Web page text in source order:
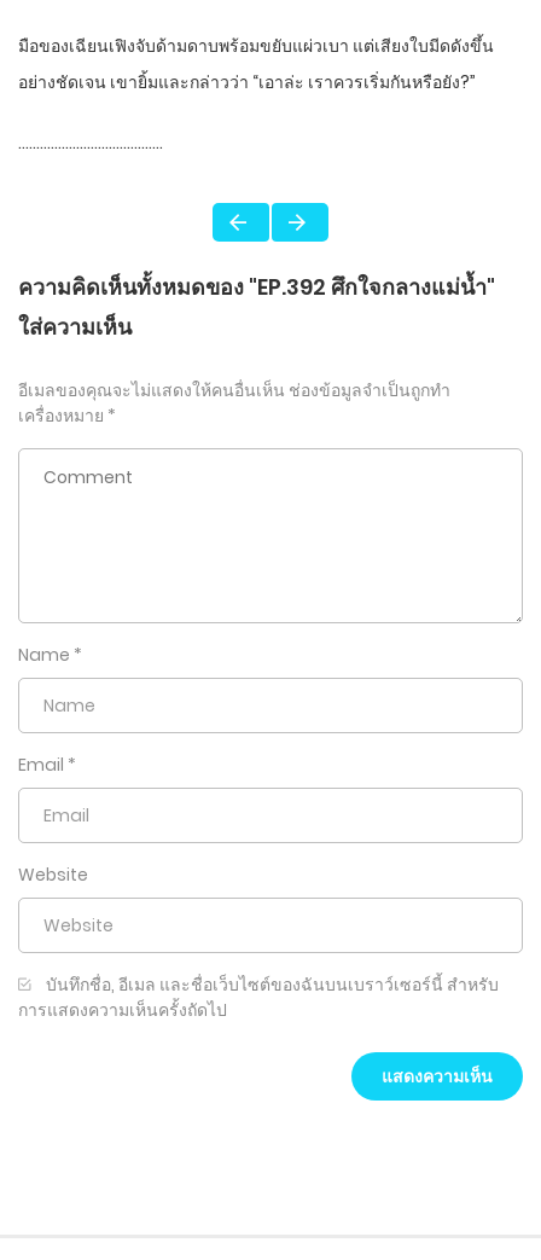
มือของเฉียนเฟิงจับด้ามดาบพร้อมขยับแผ่วเบา แต่เสียงใบมีดดังขึ้น
อย่างชัดเจน เขายิ้มและกล่าวว่า “เอาล่ะ เราควรเริ่มกันหรือยัง?”
………………………………….
ความคิดเห็นทั้งหมดของ "EP.392 ศึกใจกลางแม่น้ำ"
ใส่ความเห็น
อีเมลของคุณจะไม่แสดงให้คนอื่นเห็น ช่องข้อมูลจำเป็นถูกทำ
เครื่องหมาย *
Name *
Email *
Website
บันทึกชื่อ, อีเมล และชื่อเว็บไซต์ของฉันบนเบราว์เซอร์นี้ สำหรับ
การแสดงความเห็นครั้งถัดไป